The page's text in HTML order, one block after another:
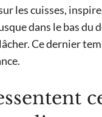
les cuisses,
dans le bas du
Ce dernier